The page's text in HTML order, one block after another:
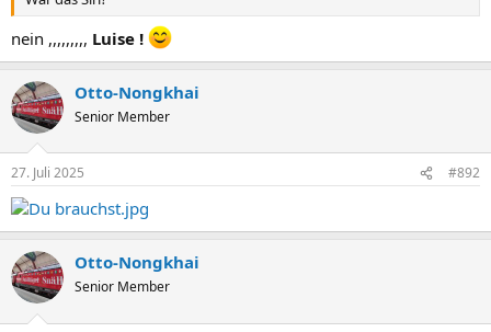
nein ,,,,,,,,, Luise !
Otto-Nongkhai
Senior Member
27. Juli 2025 #892
Otto-Nongkhai
Senior Member